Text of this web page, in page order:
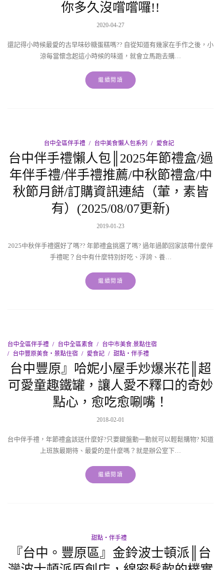
你多久沒嚐嚐囉!!
2020-04-27
還記得小時候最愛的古早味砂糖蛋糕嗎?? 自從知道有幾家在手作之後，小
涼每當懷念起這小時候的味道，就會立馬跑去購…
繼續閱讀
台中全區伴手禮 台中美食懶人包系列 愛食記
台中伴手禮懶人包║2025年節禮盒/過
年伴手禮/伴手禮推薦/中秋節禮盒/中
秋節月餅/訂購資訊連結（葷，素皆
有）(2025/08/07更新)
2019-01-23
2025中秋伴手禮選好了嗎?? 年節禮盒挑選了嗎? 過年過節回家該帶什麼伴
手禮呢？台中有什麼特別好吃、浮誇、養…
繼續閱讀
台中全區伴手禮 台中全區素食
台中市美食.景點住宿
台中豐原美食‧景點住宿
愛食記 甜點‧伴手禮
台中豐原』哈妮小屋手炒爆米花║超
可愛童趣鐵罐，讓人愛不釋口的奇妙
點心，愈吃愈唰嘴！
2018-02-01
台中伴手禮，年節禮盒該送什麼好?只要鍵盤動一動就可以輕鬆購物? 知道
上班族最期待、最愛的是什麼嗎？就是辦公室下…
繼續閱讀
甜點‧伴手禮
『台中。豐原區』金鈴波士頓派║台